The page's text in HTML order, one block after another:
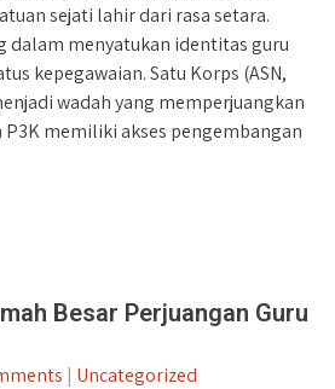
sejati lahir dari rasa setara.
dalam menyatukan identitas guru
kepegawaian. Satu Korps (ASN,
wadah yang memperjuangkan
memiliki akses pengembangan
Besar Perjuangan Guru
| Uncategorized